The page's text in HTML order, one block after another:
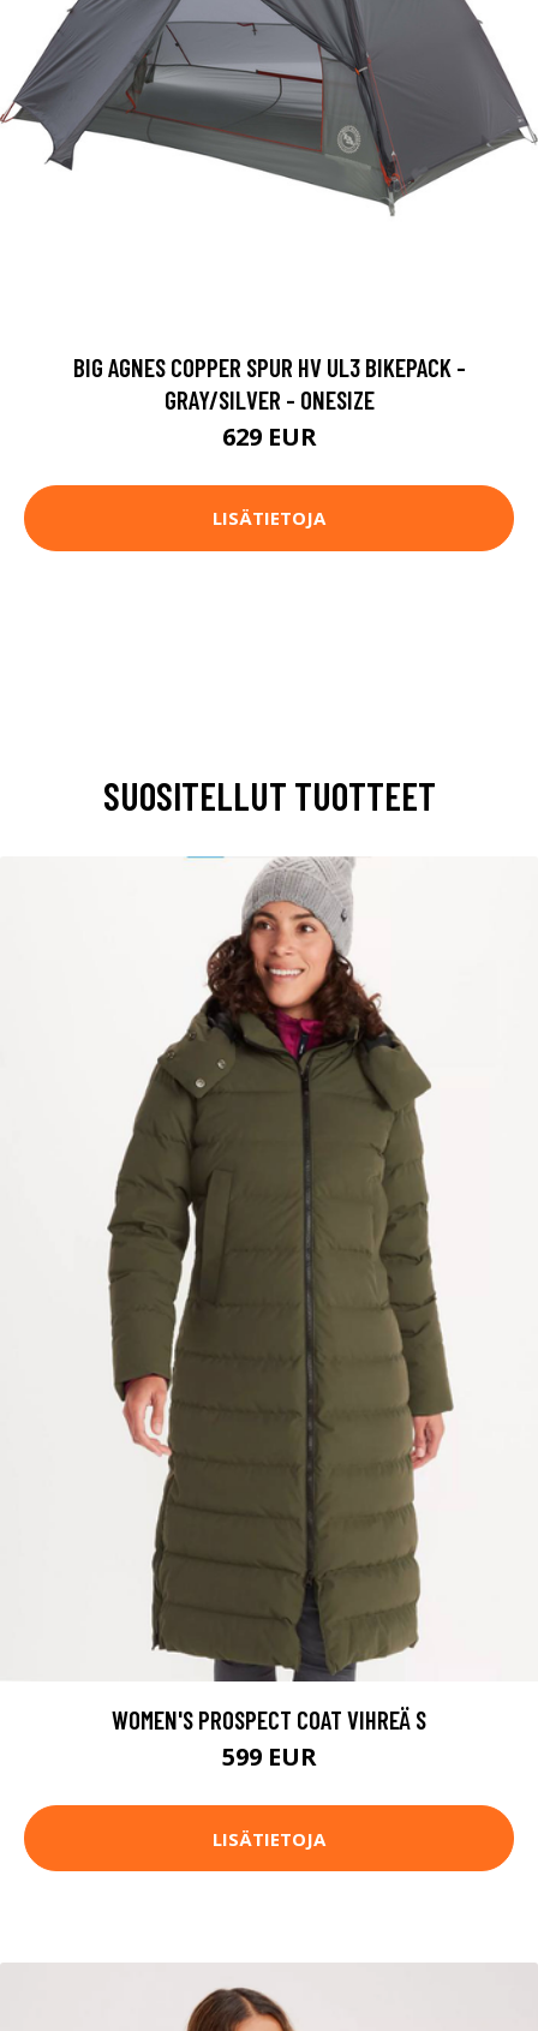
BIG AGNES COPPER SPUR HV UL3 BIKEPACK -
GRAY/SILVER - ONESIZE
629 EUR
LISÄTIETOJA
SUOSITELLUT TUOTTEET
WOMEN'S PROSPECT COAT VIHREÄ S
599 EUR
LISÄTIETOJA